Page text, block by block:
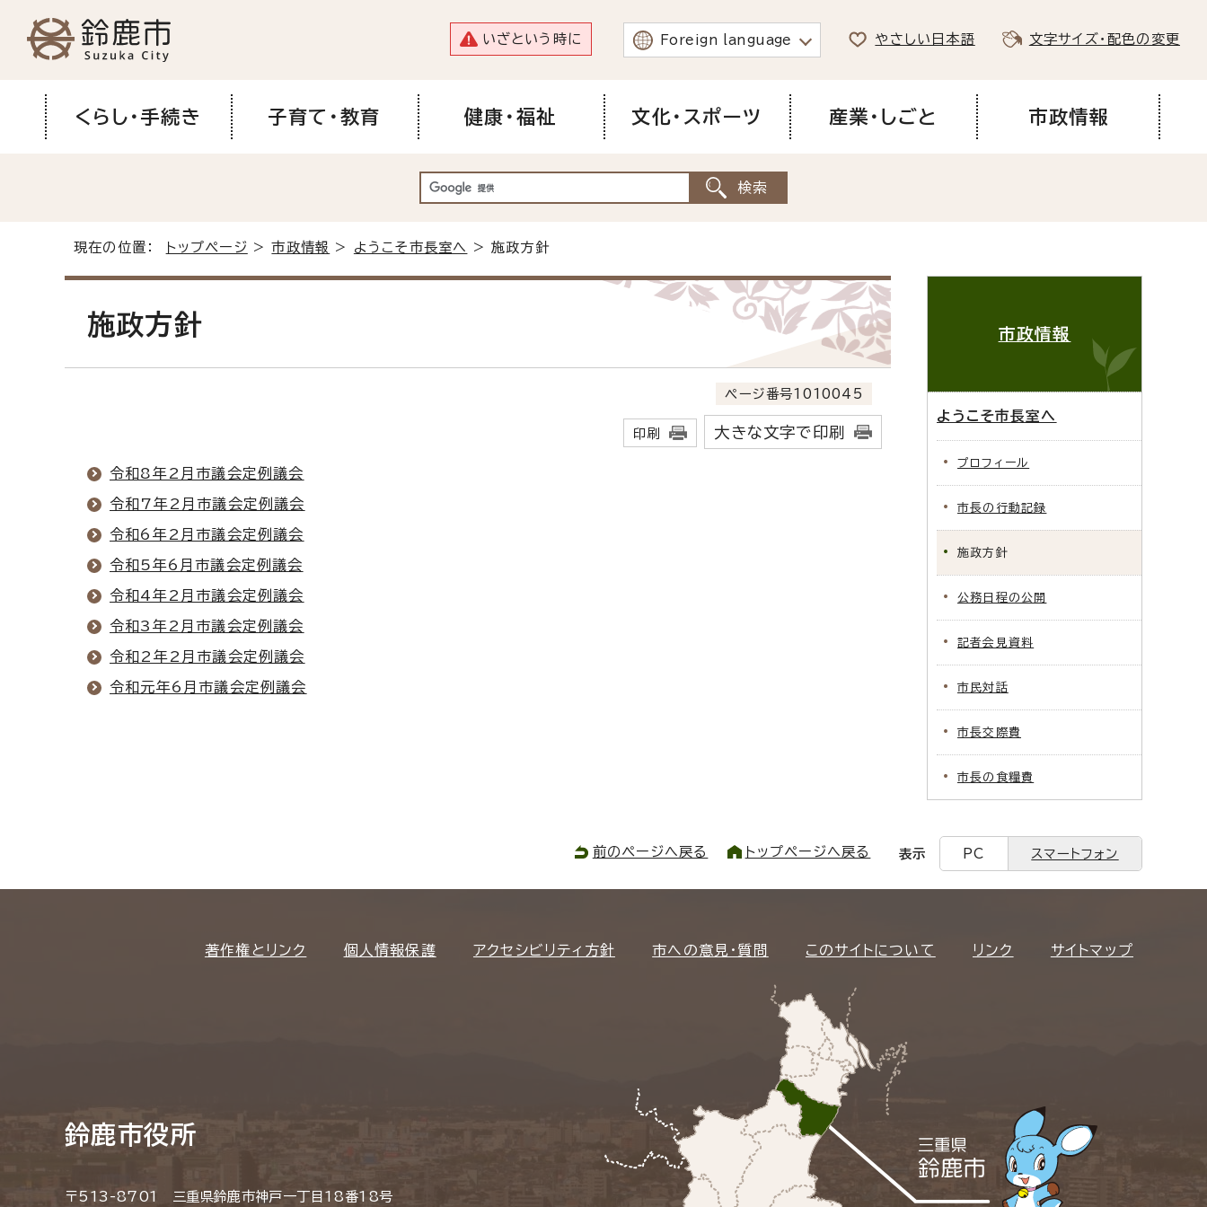
いざという時に Foreign language やさしい日本語 文字サイズ・配色の変更
くらし・手続き 子育て・教育 健康・福祉 文化・スポーツ 産業・しごと 市政情報
現在の位置： トップページ >市政情報 > ようこそ市長室へ > 施政方針
施政方針
ページ番号1010045
印刷 大きな文字で印刷
令和8年2月市議会定例議会
令和7年2月市議会定例議会
令和6年2月市議会定例議会
令和5年6月市議会定例議会
令和4年2月市議会定例議会
令和3年2月市議会定例議会
令和2年2月市議会定例議会
令和元年6月市議会定例議会
市政情報
ようこそ市長室へ
プロフィール
市長の行動記録
施政方針
公務日程の公開
記者会見資料
市民対話
市長交際費
市長の食糧費
前のページへ戻る トップページへ戻る 表示 PC スマートフォン
著作権とリンク 個人情報保護 アクセシビリティ方針 市への意見・質問 このサイトについて リンク サイトマップ
鈴鹿市役所
〒513-8701 三重県鈴鹿市神戸一丁目18番18号